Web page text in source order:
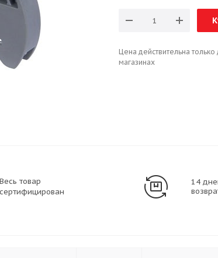
Цена действительна
магазинах
Весь товар
сертифицирован
14